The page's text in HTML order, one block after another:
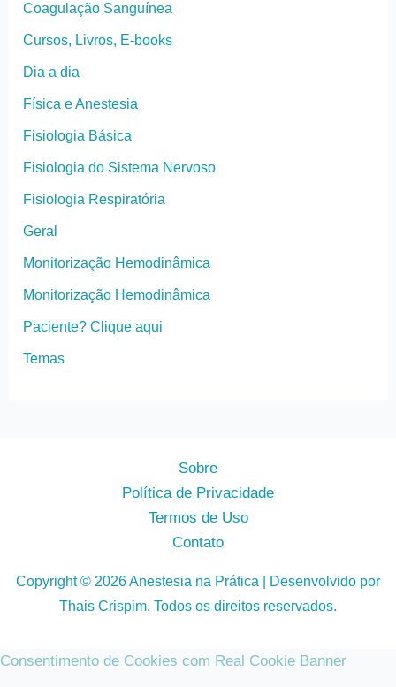
Coagulação Sanguínea
Cursos, Livros, E-books
Dia a dia
Física e Anestesia
Fisiologia Básica
Fisiologia do Sistema Nervoso
Fisiologia Respiratória
Geral
Monitorização Hemodinâmica
Monitorização Hemodinâmica
Paciente? Clique aqui
Temas
Sobre
Política de Privacidade
Termos de Uso
Contato
Copyright © 2026 Anestesia na Prática | Desenvolvido por
Thais Crispim. Todos os direitos reservados.
Consentimento de Cookies com Real Cookie Banner